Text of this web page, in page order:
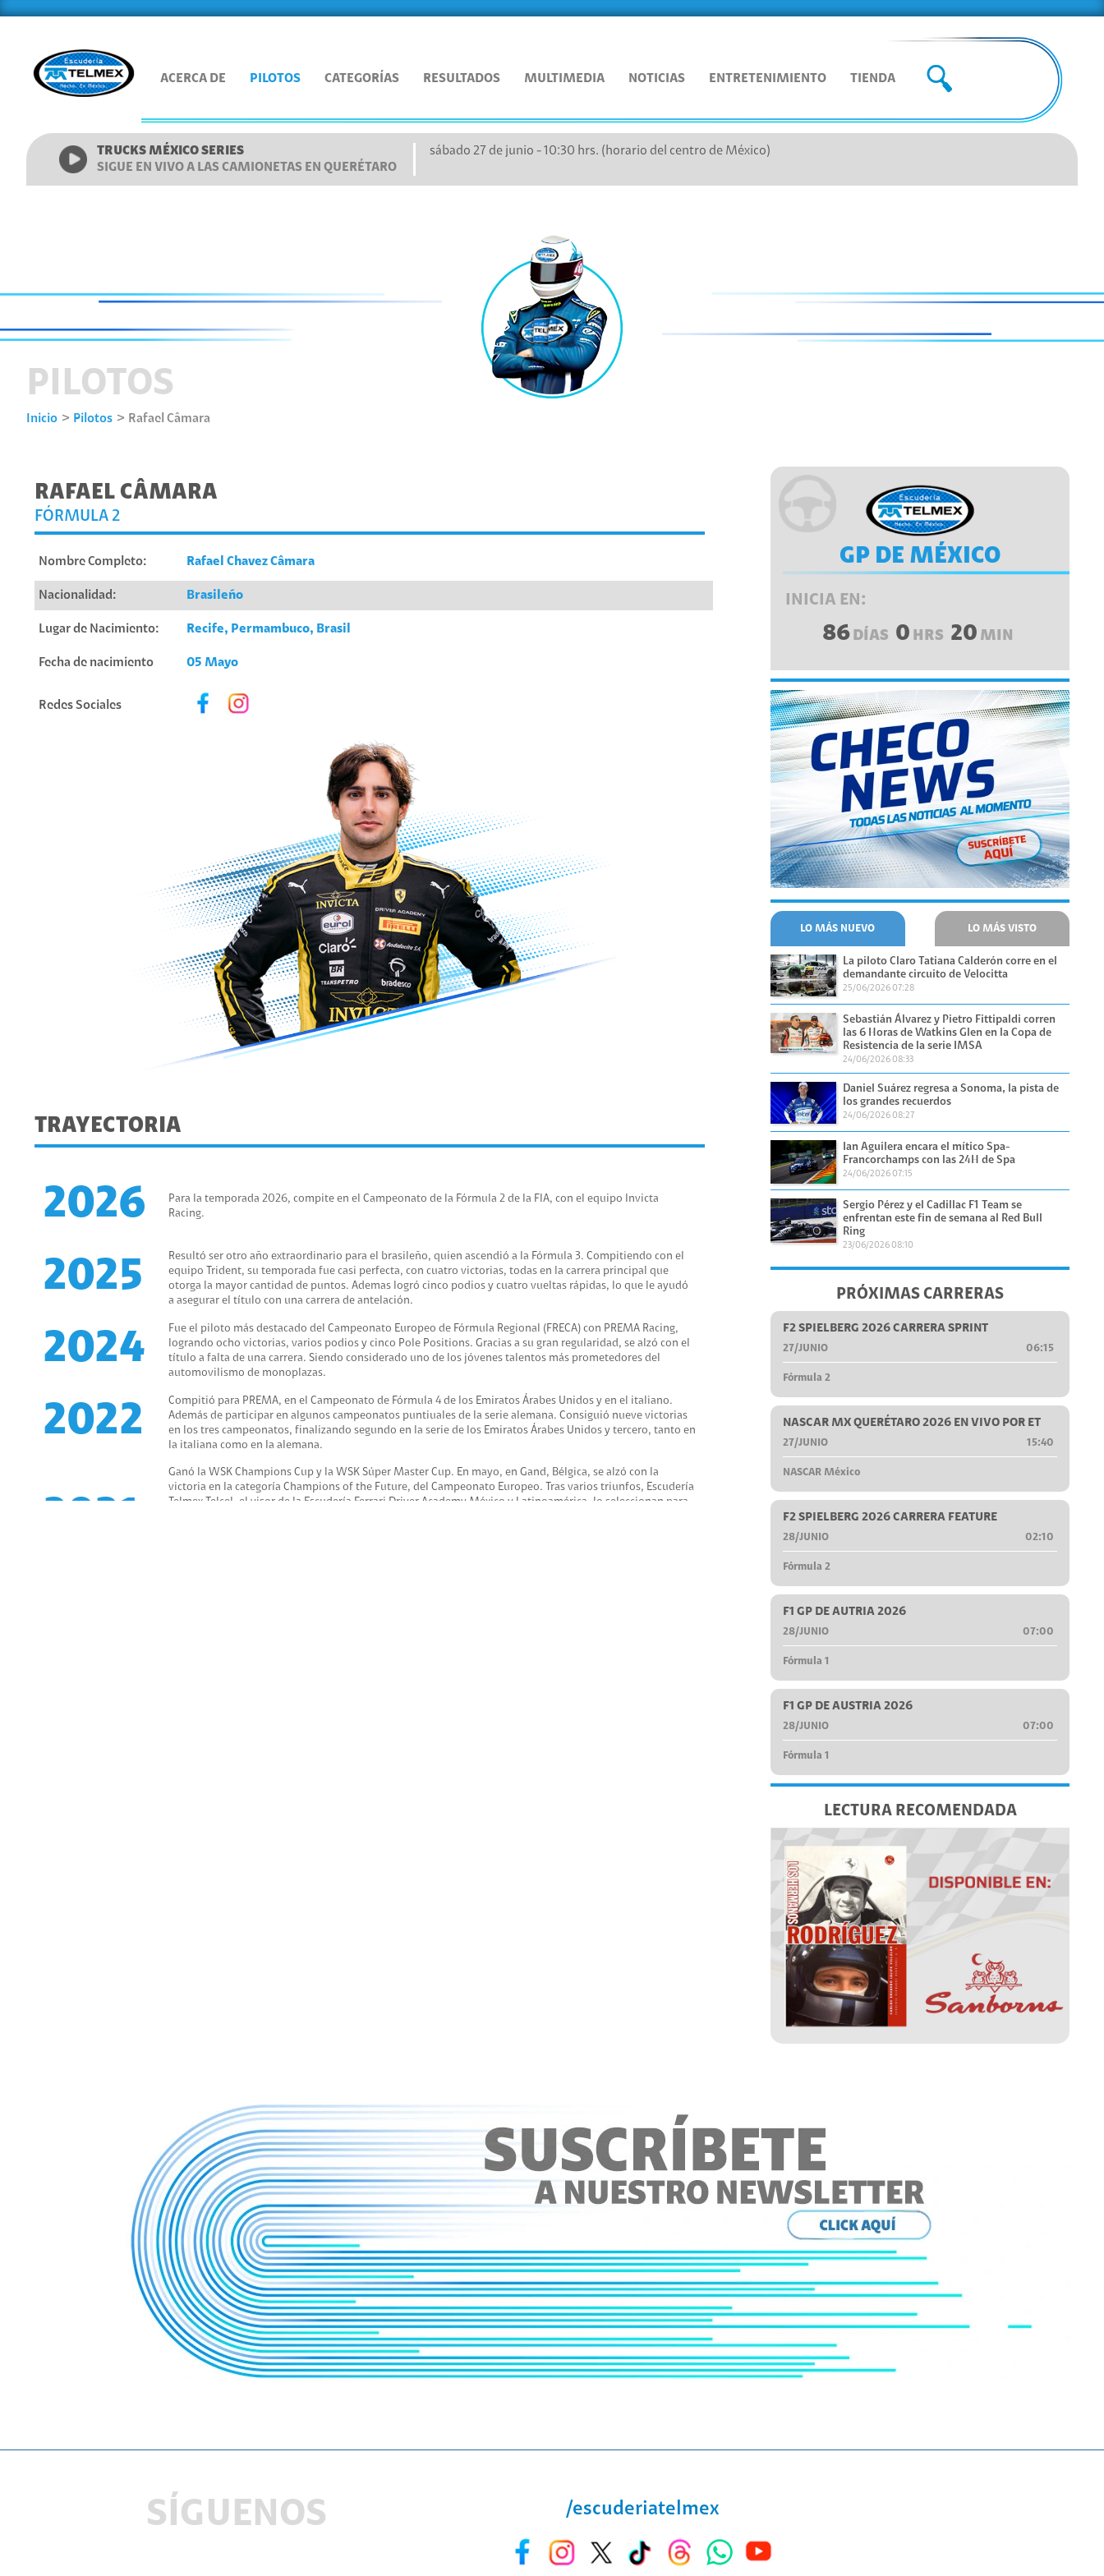
ACERCA DE PILOTOS CATEGORÍAS RESULTADOS MULTIMEDIA NOTICIAS ENTRETENIMIENTO TIENDA
TRUCKS MÉXICO SERIES
SIGUE EN VIVO A LAS CAMIONETAS EN QUERÉTARO
sábado 27 de junio - 10:30 hrs. (horario del centro de México)
PILOTOS
Inicio Pilotos Rafael Câmara
RAFAEL CÂMARA
FÓRMULA 2
Nombre Completo: Rafael Chavez Câmara
Nacionalidad: Brasileño
Lugar de Nacimiento: Recife, Permambuco, Brasil
Fecha de nacimiento 05 Mayo
Redes Sociales
TRAYECTORIA
2026
Para la temporada 2026, compite en el Campeonato de la Fórmula 2 de la FIA, con el equipo Invicta
Racing.
2025
Resultó ser otro año extraordinario para el brasileño, quien ascendió a la Fórmula 3. Compitiendo con el
equipo Trident, su temporada fue casi perfecta, con cuatro victorias, todas en la carrera principal que
otorga la mayor cantidad de puntos. Ademas logró cinco podios y cuatro vueltas rápidas, lo que le ayudó
a asegurar el título con una carrera de antelación.
2024
Fue el piloto más destacado del Campeonato Europeo de Fórmula Regional (FRECA) con PREMA Racing,
logrando ocho victorias, varios podios y cinco Pole Positions. Gracias a su gran regularidad, se alzó con el
título a falta de una carrera. Siendo considerado uno de los jóvenes talentos más prometedores del
automovilismo de monoplazas.
2022
Compitió para PREMA, en el Campeonato de Fórmula 4 de los Emiratos Árabes Unidos y en el italiano.
Además de participar en algunos campeonatos puntiuales de la serie alemana. Consiguió nueve victorias
en los tres campeonatos, finalizando segundo en la serie de los Emiratos Árabes Unidos y tercero, tanto en
la italiana como en la alemana.
Ganó la WSK Champions Cup y la WSK Súper Master Cup. En mayo, en Gand, Bélgica, se alzó con la
victoria en la categoría Champions of the Future, del Campeonato Europeo. Tras varios triunfos, Escudería
Telmex Telcel, el visor de la Escudería Ferrari Driver Academy México y Latinoamérica, lo seleccionan para
GP DE MÉXICO
INICIA EN:
86 DÍAS 0 HRS 20 MIN
LO MÁS NUEVO LO MÁS VISTO
La piloto Claro Tatiana Calderón corre en el
demandante circuito de Velocitta
25/06/2026 07:28
Sebastián Álvarez y Pietro Fittipaldi corren
las 6 Horas de Watkins Glen en la Copa de
Resistencia de la serie IMSA
24/06/2026 08:33
Daniel Suárez regresa a Sonoma, la pista de
los grandes recuerdos
24/06/2026 08:27
Ian Aguilera encara el mítico Spa-
Francorchamps con las 24H de Spa
24/06/2026 07:15
Sergio Pérez y el Cadillac F1 Team se
enfrentan este fin de semana al Red Bull
Ring
23/06/2026 08:10
PRÓXIMAS CARRERAS
F2 SPIELBERG 2026 CARRERA SPRINT
27/JUNIO 06:15
Fórmula 2
NASCAR MX QUERÉTARO 2026 EN VIVO POR ET
27/JUNIO 15:40
NASCAR México
F2 SPIELBERG 2026 CARRERA FEATURE
28/JUNIO 02:10
Fórmula 2
F1 GP DE AUTRIA 2026
28/JUNIO 07:00
Fórmula 1
F1 GP DE AUSTRIA 2026
28/JUNIO 07:00
Fórmula 1
LECTURA RECOMENDADA
SÍGUENOS /escuderiatelmex